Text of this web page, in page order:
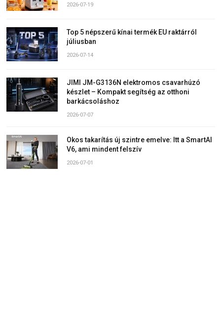
2026-07-19
Top 5 népszerű kínai termék EU raktárról
júliusban
2026-07-14
JIMI JM-G3136N elektromos csavarhúzó
készlet – Kompakt segítség az otthoni
barkácsoláshoz
2026-07-07
Okos takarítás új szintre emelve: Itt a SmartAI
V6, ami mindent felszív
2026-07-01